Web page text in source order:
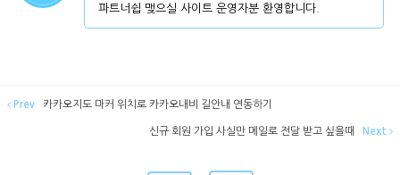
파트너쉽 맺으실 사이트 운영자분 환영합니다.
Prev 카카오지도 마커 위치로 카카오내비 길안내 연동하기
신규 회원 가입 사실만 메일로 전달 받고 싶을때 Next